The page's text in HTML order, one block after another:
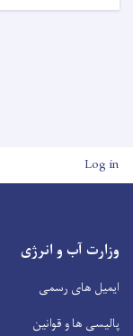
account menu
Log in
وزارت آب و انرژی
ایمیل های رسمی
پالیسی ها و قوانین